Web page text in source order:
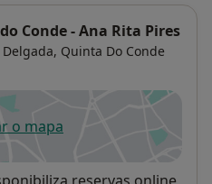
Conde - Ana Rita Pires
Quinta Do Conde
o mapa
abre num novo separador